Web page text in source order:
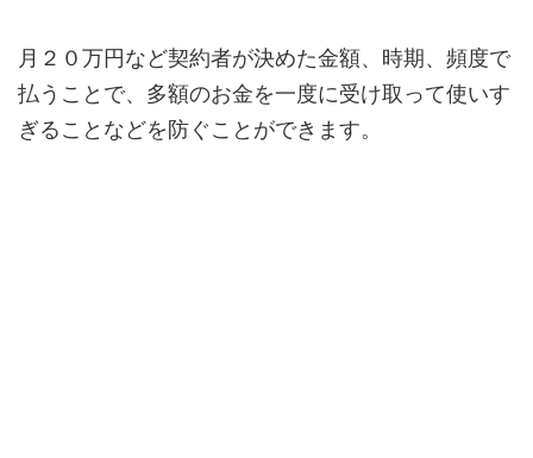
月２０万円など契約者が決めた金額、時期、頻度で
払うことで、多額のお金を一度に受け取って使いす
ぎることなどを防ぐことができます。